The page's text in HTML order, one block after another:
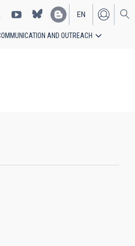
EN
ES
AND OUTREACH